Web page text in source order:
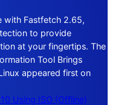
with Fastfetch 2.65,
to provide
at your fingertips. The
Tool Brings
appeared first on
Using ISO (Offline)